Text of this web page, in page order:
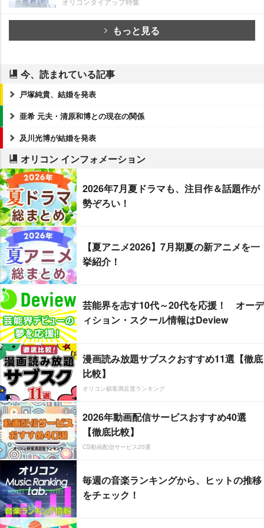
もっと見る
今、読まれている記事
戸塚純貴、結婚を発表
亜希 元夫・清原和博との現在の関係
及川光博が結婚を発表
オリコン インフォメーション
2026年7月夏ドラマも、注目作＆話題作が
勢ぞろい！
【夏アニメ2026】7月期夏の新アニメを一
挙紹介！
芸能界を志す10代～20代を応援！ オーデ
ィション・スクール情報はDeview
漫画読み放題サブスクおすすめ11選【徹底
比較】
オリコン顧客満足度ランキング
2026年動画配信サービスおすすめ40選
【徹底比較】
CS動画配信サービス20選
毎週の音楽ランキングから、ヒットの推移
をチェック！